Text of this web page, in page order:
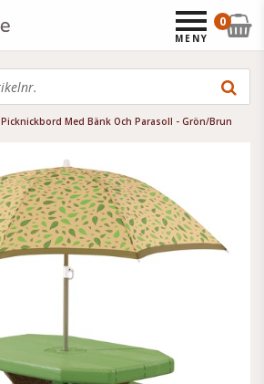
Picknickbord Med Bänk Och Parasoll - Grön/Brun
0
MENY